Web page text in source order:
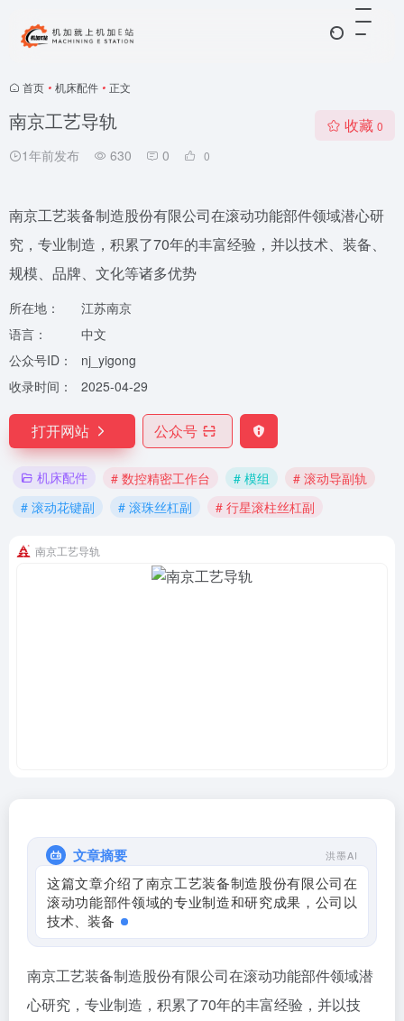
首页 • 机床配件 • 正文
南京工艺导轨
1年前发布 630 0 0
收藏 0
南京工艺装备制造股份有限公司在滚动功能部件领域潜心研
究，专业制造，积累了70年的丰富经验，并以技术、装备、
规模、品牌、文化等诸多优势
所在地：
江苏南京
语言：
中文
公众号ID：
nj_yigong
收录时间：
2025-04-29
打开网站 公众号
机床配件 # 数控精密工作台 # 模组
# 滚动导副轨
# 滚动花键副
# 滚珠丝杠副 # 行星滚柱丝杠副
南京工艺导轨
文章摘要 洪墨AI
这篇文章介绍了南京工艺装备制造股份有限公司在
滚动功能部件领域的专业制造和研究成果，公司以
技术、装备、规模、品牌
南京工艺装备制造股份有限公司在滚动功能部件领域潜
心研究，专业制造，积累了70年的丰富经验，并以技